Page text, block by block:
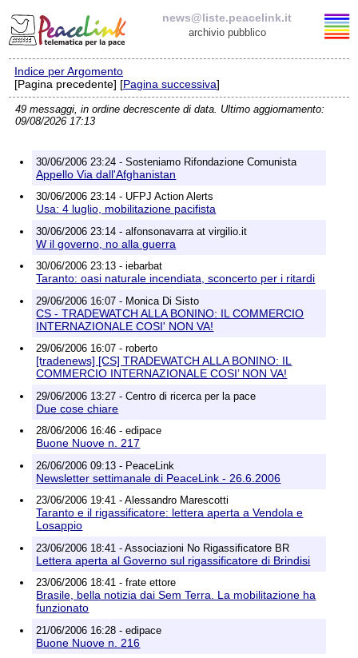
news@liste.peacelink.it
archivio pubblico
Elenco delle liste
news@liste.peacelink.it
Richieste di rimozione
Indice per Argomento
[Pagina precedente] [Pagina successiva]
49 messaggi, in ordine decrescente di data. Ultimo aggiornamento:
09/08/2026 17:13
30/06/2006 23:24 - Sosteniamo Rifondazione Comunista
Appello Via dall'Afghanistan
30/06/2006 23:14 - UFPJ Action Alerts
Usa: 4 luglio, mobilitazione pacifista
30/06/2006 23:14 - alfonsonavarra at virgilio.it
W il governo, no alla guerra
30/06/2006 23:13 - iebarbat
Taranto: oasi naturale incendiata, sconcerto per i ritardi
29/06/2006 16:07 - Monica Di Sisto
CS - TRADEWATCH ALLA BONINO: IL COMMERCIO
INTERNAZIONALE COSI' NON VA!
29/06/2006 16:07 - roberto
[tradenews] [CS] TRADEWATCH ALLA BONINO: IL
COMMERCIO INTERNAZIONALE COSI’ NON VA!
29/06/2006 13:27 - Centro di ricerca per la pace
Due cose chiare
28/06/2006 16:46 - edipace
Buone Nuove n. 217
26/06/2006 09:13 - PeaceLink
Newsletter settimanale di PeaceLink - 26.6.2006
23/06/2006 19:41 - Alessandro Marescotti
Taranto e il rigassificatore: lettera aperta a Vendola e
Losappio
23/06/2006 18:41 - Associazioni No Rigassificatore BR
Lettera aperta al Governo sul rigassificatore di Brindisi
23/06/2006 18:41 - frate ettore
Brasile, bella notizia dai Sem Terra. La mobilitazione ha
funzionato
21/06/2006 16:28 - edipace
Buone Nuove n. 216